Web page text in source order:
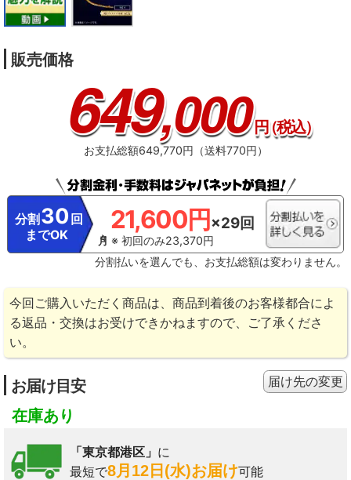
販売価格
649,000円（税込）
お支払総額649,770円（送料770円）
分割 30 回
までOK
21,600円 ×29回
※ 初回のみ23,370円
分割払いを選んでも、お支払総額は変わりません。
今回ご購入いただく商品は、商品到着後のお客様都合によ
る返品・交換はお受けできかねますので、ご了承くださ
い。
お届け目安
在庫あり
「東京都港区」 に
最短で8月12日(水)お届け可能
届け先の変更